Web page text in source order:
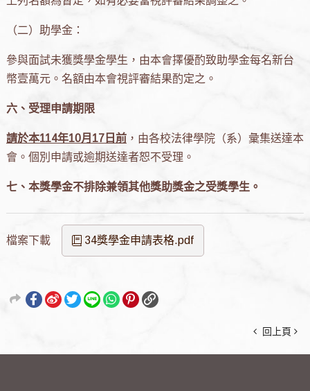
（二）助學金：
參與面試未獲獎學金學生，由本會擇優酌致助學金每名新台
幣壹萬元。名額由本會視評審結果酌定之。
六、受理申請期限
請於本114年10月 17日前，由各校法律學院（系）彙集送達本
會。個別申請或逾期送達者恕不受理。
七、本獎學金不排除兼領其他獎助獎金之受獎學生。
34獎學金申請表格.pdf
回上頁